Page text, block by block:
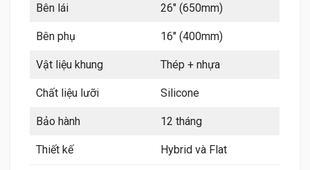
Bên lái 26″ (650mm)
Bên phụ 16″ (400mm)
Vật liệu khung Thép + nhựa
Chất liệu lưỡi Silicone
Bảo hành 12 tháng
Thiết kế Hybrid và Flat